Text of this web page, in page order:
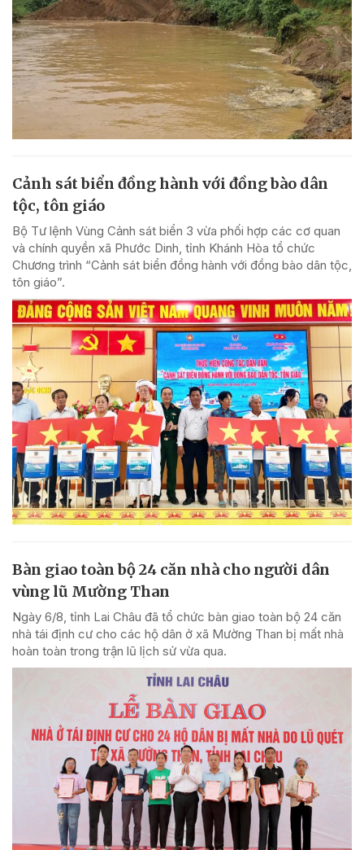
Cảnh sát biển đồng hành với đồng bào dân
tộc, tôn giáo
Bộ Tư lệnh Vùng Cảnh sát biển 3 vừa phối hợp các cơ quan
và chính quyền xã Phước Dinh, tỉnh Khánh Hòa tổ chức
Chương trình “Cảnh sát biển đồng hành với đồng bào dân tộc,
tôn giáo”.
Bàn giao toàn bộ 24 căn nhà cho người dân
vùng lũ Mường Than
Ngày 6/8, tỉnh Lai Châu đã tổ chức bàn giao toàn bộ 24 căn
nhà tái định cư cho các hộ dân ở xã Mường Than bị mất nhà
hoàn toàn trong trận lũ lịch sử vừa qua.